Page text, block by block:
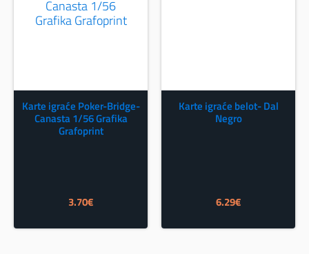
Karte igraće Poker-Bridge-
Canasta 1/56 Grafika
Grafoprint
3.70€
Karte igraće belot- Dal
Negro
6.29€